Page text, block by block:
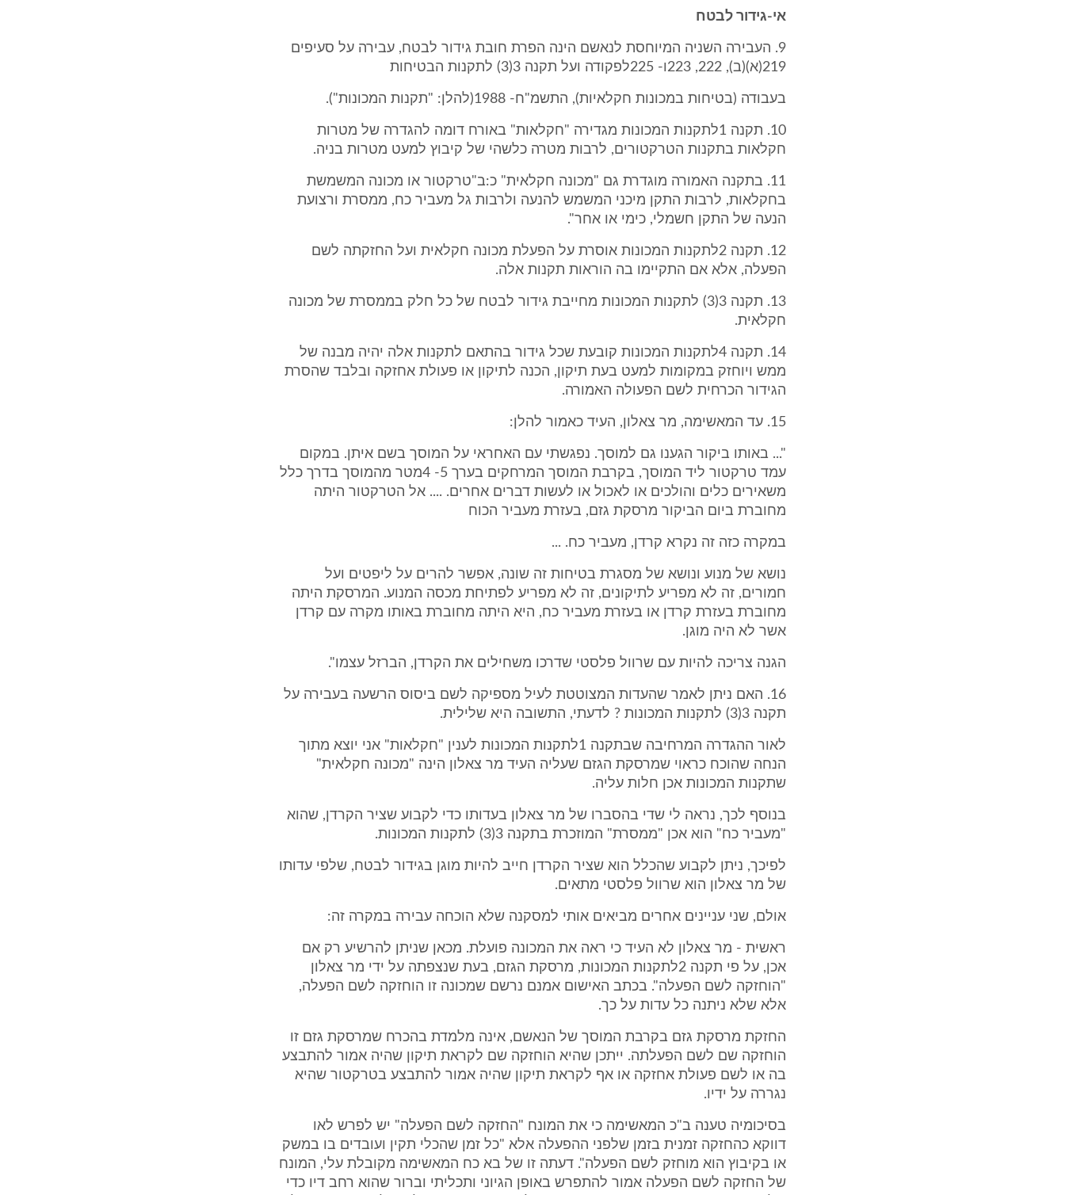
אי-גידור לבטח
9. העבירה השניה המיוחסת לנאשם הינה הפרת חובת גידור לבטח, עבירה על סעיפים
219(א)(ב), 222, 223ו- 225לפקודה ועל תקנה 3(3) לתקנות הבטיחות
בעבודה (בטיחות במכונות חקלאיות), התשמ"ח- 1988(להלן: "תקנות המכונות").
10. תקנה 1לתקנות המכונות מגדירה "חקלאות" באורח דומה להגדרה של מטרות
חקלאות בתקנות הטרקטורים, לרבות מטרה כלשהי של קיבוץ למעט מטרות בניה.
11. בתקנה האמורה מוגדרת גם "מכונה חקלאית" כ:ב"טרקטור או מכונה המשמשת
בחקלאות, לרבות התקן מיכני המשמש להנעה ולרבות גל מעביר כח, ממסרת ורצועת
הנעה של התקן חשמלי, כימי או אחר".
12. תקנה 2לתקנות המכונות אוסרת על הפעלת מכונה חקלאית ועל החזקתה לשם
הפעלה, אלא אם התקיימו בה הוראות תקנות אלה.
13. תקנה 3(3) לתקנות המכונות מחייבת גידור לבטח של כל חלק בממסרת של מכונה
חקלאית.
14. תקנה 4לתקנות המכונות קובעת שכל גידור בהתאם לתקנות אלה יהיה מבנה של
ממש ויוחזק במקומות למעט בעת תיקון, הכנה לתיקון או פעולת אחזקה ובלבד שהסרת
הגידור הכרחית לשם הפעולה האמורה.
15. עד המאשימה, מר צאלון, העיד כאמור להלן:
"... באותו ביקור הגענו גם למוסך. נפגשתי עם האחראי על המוסך בשם איתן. במקום
עמד טרקטור ליד המוסך, בקרבת המוסך המרחקים בערך 5- 4מטר מהמוסך בדרך כלל
משאירים כלים והולכים או לאכול או לעשות דברים אחרים. .... אל הטרקטור היתה
מחוברת ביום הביקור מרסקת גזם, בעזרת מעביר הכוח
במקרה כזה זה נקרא קרדן, מעביר כח. ...
נושא של מנוע ונושא של מסגרת בטיחות זה שונה, אפשר להרים על ליפטים ועל
חמורים, זה לא מפריע לתיקונים, זה לא מפריע לפתיחת מכסה המנוע. המרסקת היתה
מחוברת בעזרת קרדן או בעזרת מעביר כח, היא היתה מחוברת באותו מקרה עם קרדן
אשר לא היה מוגן.
הגנה צריכה להיות עם שרוול פלסטי שדרכו משחילים את הקרדן, הברזל עצמו".
16. האם ניתן לאמר שהעדות המצוטטת לעיל מספיקה לשם ביסוס הרשעה בעבירה על
תקנה 3(3) לתקנות המכונות ? לדעתי, התשובה היא שלילית.
לאור ההגדרה המרחיבה שבתקנה 1לתקנות המכונות לענין "חקלאות" אני יוצא מתוך
הנחה שהוכח כראוי שמרסקת הגזם שעליה העיד מר צאלון הינה "מכונה חקלאית"
שתקנות המכונות אכן חלות עליה.
בנוסף לכך, נראה לי שדי בהסברו של מר צאלון בעדותו כדי לקבוע שציר הקרדן, שהוא
"מעביר כח" הוא אכן "ממסרת" המוזכרת בתקנה 3(3) לתקנות המכונות.
לפיכך, ניתן לקבוע שהכלל הוא שציר הקרדן חייב להיות מוגן בגידור לבטח, שלפי עדותו
של מר צאלון הוא שרוול פלסטי מתאים.
אולם, שני עניינים אחרים מביאים אותי למסקנה שלא הוכחה עבירה במקרה זה:
ראשית - מר צאלון לא העיד כי ראה את המכונה פועלת. מכאן שניתן להרשיע רק אם
אכן, על פי תקנה 2לתקנות המכונות, מרסקת הגזם, בעת שנצפתה על ידי מר צאלון
"הוחזקה לשם הפעלה". בכתב האישום אמנם נרשם שמכונה זו הוחזקה לשם הפעלה,
אלא שלא ניתנה כל עדות על כך.
החזקת מרסקת גזם בקרבת המוסך של הנאשם, אינה מלמדת בהכרח שמרסקת גזם זו
הוחזקה שם לשם הפעלתה. ייתכן שהיא הוחזקה שם לקראת תיקון שהיה אמור להתבצע
בה או לשם פעולת אחזקה או אף לקראת תיקון שהיה אמור להתבצע בטרקטור שהיא
נגררה על ידיו.
בסיכומיה טענה ב"כ המאשימה כי את המונח "החזקה לשם הפעלה" יש לפרש לאו
דווקא כהחזקה זמנית בזמן שלפני ההפעלה אלא "כל זמן שהכלי תקין ועובדים בו במשק
או בקיבוץ הוא מוחזק לשם הפעלה". דעתה זו של בא כח המאשימה מקובלת עלי, המונח
של החזקה לשם הפעלה אמור להתפרש באופן הגיוני ותכליתי וברור שהוא רחב דיו כדי